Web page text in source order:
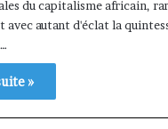
du capitalisme africain,
avec autant d'éclat la
»